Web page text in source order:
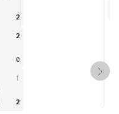
2
2
0
1
2